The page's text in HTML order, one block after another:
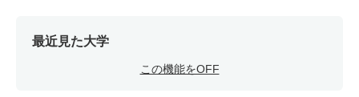
最近見た大学
この機能をOFF